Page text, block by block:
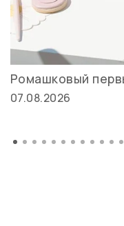
Ромашковый
07.08.2026